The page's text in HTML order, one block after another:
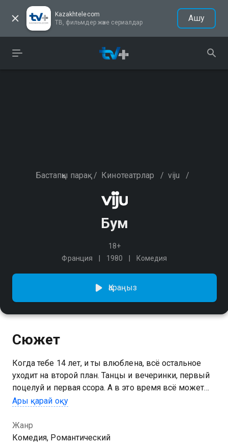
Kazakhtelecom
ТВ, фильмдер және сериалдар
Ашу
Бастапқы парақ / Кинотеатрлар / viju /
Бум
18+
Франция
1980 Комедия
Қараңыз
Сюжет
Когда тебе 14 лет, и ты влюблена, всё остальное
уходит на второй план. Танцы и вечеринки, первый
поцелуй и первая ссора. А в это время всё может
рушится и меняться лишь бы с любимым не
Ары қарай оқу
Жанр
Комедия, Романтический